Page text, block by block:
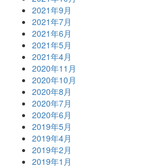
2021年9月
2021年7月
2021年6月
2021年5月
2021年4月
2020年11月
2020年10月
2020年8月
2020年7月
2020年6月
2019年5月
2019年4月
2019年2月
2019年1月